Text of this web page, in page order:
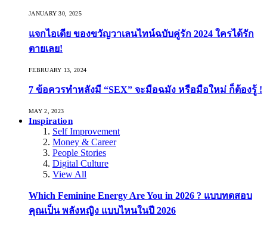
JANUARY 30, 2025
แจกไอเดีย ของขวัญวาเลนไทน์ฉบับคู่รัก 2024 ใครได้รัก
ตายเลย!
FEBRUARY 13, 2024
7 ข้อควรทำหลังมี “SEX” จะมือฉมัง หรือมือใหม่ ก็ต้องรู้ !
MAY 2, 2023
Inspiration
Self Improvement
Money & Career
People Stories
Digital Culture
View All
Which Feminine Energy Are You in 2026 ? แบบทดสอบ
คุณเป็น พลังหญิง แบบไหนในปี 2026